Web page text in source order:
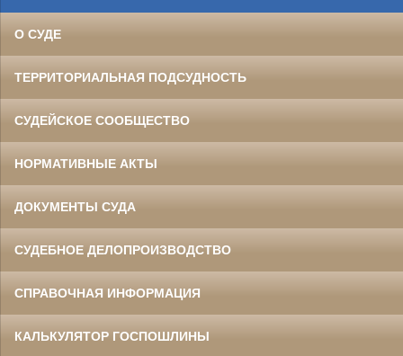
О СУДЕ
ТЕРРИТОРИАЛЬНАЯ ПОДСУДНОСТЬ
СУДЕЙСКОЕ СООБЩЕСТВО
НОРМАТИВНЫЕ АКТЫ
ДОКУМЕНТЫ СУДА
СУДЕБНОЕ ДЕЛОПРОИЗВОДСТВО
СПРАВОЧНАЯ ИНФОРМАЦИЯ
КАЛЬКУЛЯТОР ГОСПОШЛИНЫ